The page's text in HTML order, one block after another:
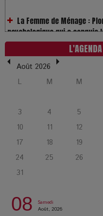
Les Enfants vont bien :
de survie
Comment Prendre Soin de
Journée
Pourquoi les Petites
Cibles des Hackers
Les 3 meilleures
Août 2026
L
M M
3
4 5
10
11 12
17
18 19
24
25 26
31
08
Samedi
Août, 2026